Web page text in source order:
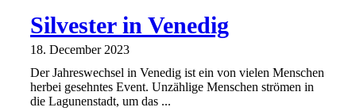
Silvester in Venedig
18. December 2023
Der Jahreswechsel in Venedig ist ein von vielen Menschen
herbei gesehntes Event. Unzählige Menschen strömen in
die Lagunenstadt, um das ...